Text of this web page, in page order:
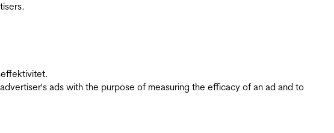
ads with the purpose of measuring the efficacy of an ad and to